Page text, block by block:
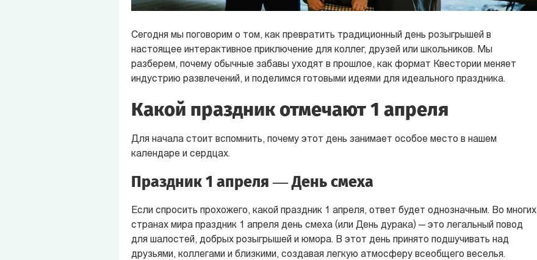
Сегодня мы поговорим о том, как превратить традиционный день розыгрышей в
настоящее интерактивное приключение для коллег, друзей или школьников. Мы
разберем, почему обычные забавы уходят в прошлое, как формат Квестории меняет
индустрию развлечений, и поделимся готовыми идеями для идеального праздника.
Какой праздник отмечают 1 апреля
Для начала стоит вспомнить, почему этот день занимает особое место в нашем
календаре и сердцах.
Праздник 1 апреля — День смеха
Если спросить прохожего, какой праздник 1 апреля, ответ будет однозначным. Во многих
странах мира праздник 1 апреля день смеха (или День дурака) — это легальный повод
для шалостей, добрых розыгрышей и юмора. В этот день принято подшучивать над
друзьями, коллегами и близкими, создавая легкую атмосферу всеобщего веселья.